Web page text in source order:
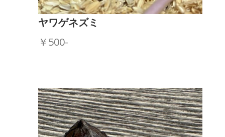
ヤワゲネズミ
￥500-